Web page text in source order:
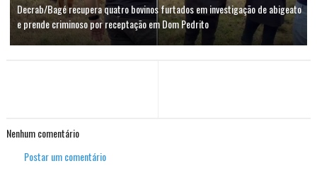
Decrab/Bagé recupera quatro bovinos furtados em investigação de abigeato
e prende criminoso por receptação em Dom Pedrito
Nenhum comentário
Postar um comentário